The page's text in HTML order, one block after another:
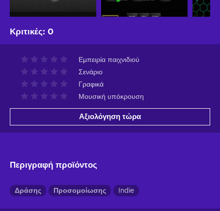
Κριτικές: 0
Εμπειρία παιχνιδιού
Σενάριο
Γραφικά
Μουσική υπόκρουση
Αξιολόγηση τώρα
Περιγραφή προϊόντος
Δράσης Προσομοίωσης Indie